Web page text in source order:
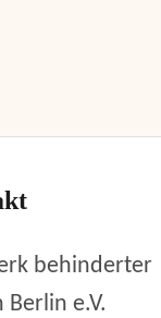
behinderter
Berlin e.V.